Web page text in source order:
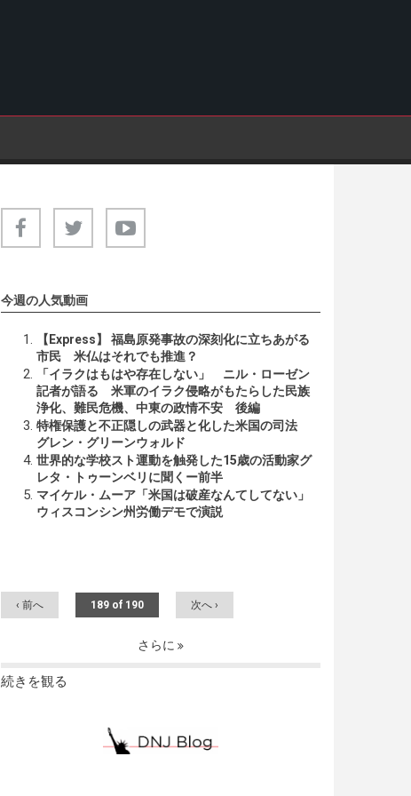
今週の人気動画
【Express】 福島原発事故の深刻化に立ちあがる
市民 米仏はそれでも推進？
「イラクはもはや存在しない」 ニル・ローゼン
記者が語る 米軍のイラク侵略がもたらした民族
浄化、難民危機、中東の政情不安 後編
特権保護と不正隠しの武器と化した米国の司法
グレン・グリーンウォルド
世界的な学校スト運動を触発した15歳の活動家グ
レタ・トゥーンベリに聞くー前半
マイケル・ムーア「米国は破産なんてしてない」
ウィスコンシン州労働デモで演説
‹ 前へ 189 of 190 次へ ›
さらに
続きを観る